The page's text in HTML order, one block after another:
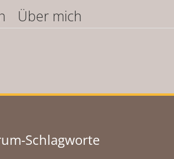
Über mich
Schlagworte